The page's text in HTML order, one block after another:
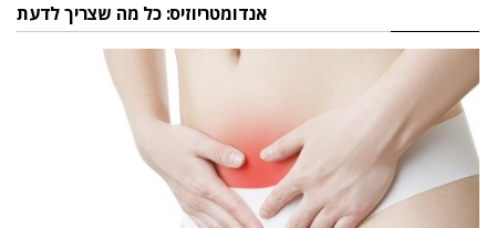
אנדומטריוזיס: כל מה שצריך לדעת